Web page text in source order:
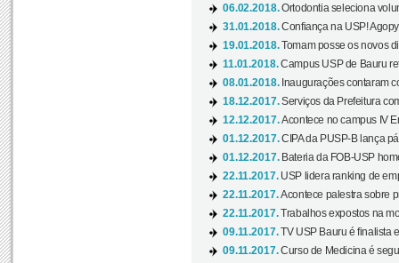
06.02.2018.Ortodontia seleciona
31.01.2018.Confiança na USP!
19.01.2018.Tomam posse os novos
11.01.2018.Campus USP de Bauru
08.01.2018. Inaugurações contaram
18.12.2017.Serviços da Prefeitura
12.12.2017.Acontece no campus IV
01.12.2017.CIPA da PUSP-B lança
01.12.2017. Bateria da FOB-USP
22.11.2017. USP lidera ranking de
22.11.2017.Acontece palestra sobre
22.11.2017.Trabalhos expostos na
09.11.2017.TV USP Bauru é finalista
09.11.2017.Curso de Medicina é